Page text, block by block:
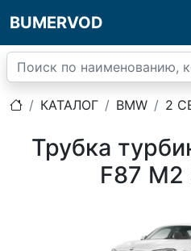
BUMERVOD
КАТАЛОГ BMW 2
Трубка
F87 M2